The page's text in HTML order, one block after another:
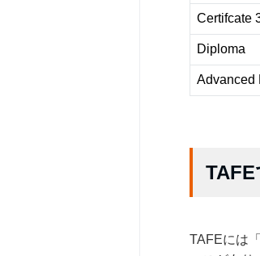
Certifcate
Diploma
Advanced
TAFEには